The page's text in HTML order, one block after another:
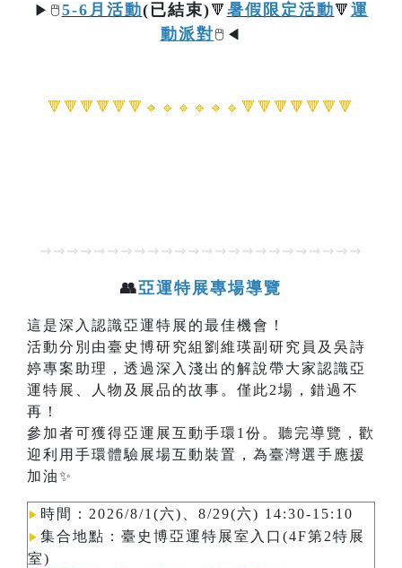
▶ 🖱️5-6月活動(已結束)🔻 暑假限定活動🔻 運
動派對🖱️ ◀
🔻🔻🔻🔻🔻🔻🔹🔹 🔹🔹 🔹🔹🔻🔻🔻🔻🔻🔻🔻
⇝⇝⇝⇝⇝⇝⇝⇝⇝⇝⇝⇝⇝⇝⇝⇝⇝⇝⇝⇝⇝⇝⇝⇝
👥亞運特展專場導覽
這是深入認識亞運特展的最佳機會！
活動分別由臺史博研究組劉維瑛副研究員及吳詩
婷專案助理，透過深入淺出的解說帶大家認識亞
運特展、人物及展品的故事。僅此2場，錯過不
再！
參加者可獲得亞運展互動手環1份。聽完導覽，歡
迎利用手環體驗展場互動裝置，為臺灣選手應援
加油✨
▶︎ 時間：2026/8/1(六)、8/29(六) 14:30-15:10
▶︎ 集合地點：臺史博亞運特展室入口(4F第2特展
室)